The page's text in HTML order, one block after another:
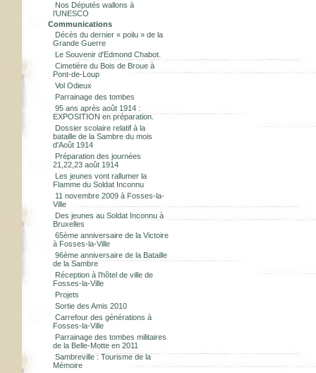
Nos Députés wallons à
l’UNESCO
Communications
Décès du dernier « poilu » de la
Grande Guerre
Le Souvenir d'Edmond Chabot.
Cimetière du Bois de Broue à
Pont-de-Loup
Vol Odieux
Parrainage des tombes
95 ans après août 1914 :
EXPOSITION en préparation.
Dossier scolaire relatif à la
bataille de la Sambre du mois
d'Août 1914
Préparation des journées
21,22,23 août 1914
Les jeunes vont rallumer la
Flamme du Soldat Inconnu
11 novembre 2009 à Fosses-la-
Ville
Des jeunes au Soldat Inconnu à
Bruxelles
65ème anniversaire de la Victoire
à Fosses-la-Ville
96ème anniversaire de la Bataille
de la Sambre
Réception à l’hôtel de ville de
Fosses-la-Ville
Projets
Sortie des Amis 2010
Carrefour des générations à
Fosses-la-Ville
Parrainage des tombes militaires
de la Belle-Motte en 2011
Sambreville : Tourisme de la
Mémoire